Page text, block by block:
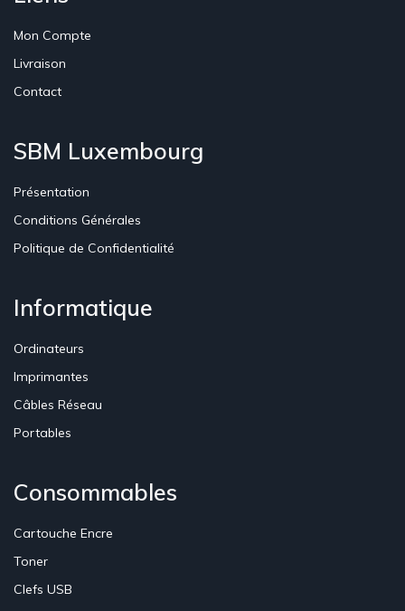
Mon Compte
Livraison
Contact
SBM Luxembourg
Présentation
Conditions Générales
Politique de Confidentialité
Informatique
Ordinateurs
Imprimantes
Câbles Réseau
Portables
Consommables
Cartouche Encre
Toner
Clefs USB